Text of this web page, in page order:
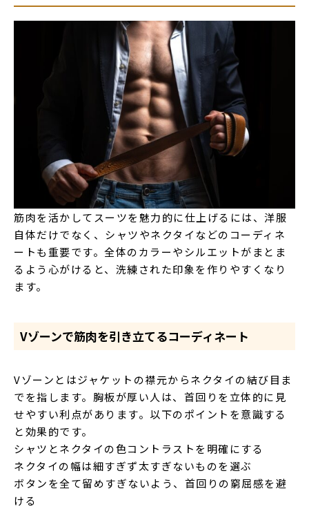
筋肉を活かしてスーツを魅力的に仕上げるには、洋服
自体だけでなく、シャツやネクタイなどのコーディネ
ートも重要です。全体のカラーやシルエットがまとま
るよう心がけると、洗練された印象を作りやすくなり
ます。
Vゾーンで筋肉を引き立てるコーディネート
Vゾーンとはジャケットの襟元からネクタイの結び目ま
でを指します。胸板が厚い人は、首回りを立体的に見
せやすい利点があります。以下のポイントを意識する
と効果的です。
シャツとネクタイの色コントラストを明確にする
ネクタイの幅は細すぎず太すぎないものを選ぶ
ボタンを全て留めすぎないよう、首回りの窮屈感を避
ける